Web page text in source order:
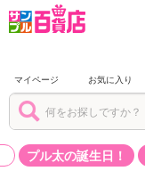
マイページ お気に入り
プル太の誕生日！